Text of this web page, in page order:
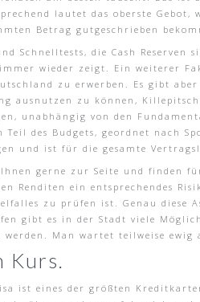
lautet das oberste
Betrag gutgeschrieben
Schnelltests, die Cash
wieder zeigt. Ein weiterer
zu erwerben. Es gibt
ausnutzen zu können,
unabhängig von den
Teil des Budgets, geordnet nach
und ist für die gesamte
gerne zur Seite und finden
Renditen ein entsprechendes
zu prüfen ist. Genau
gibt es in der Stadt viele
Man wartet teilweise
Kurs.
ist eines der größten